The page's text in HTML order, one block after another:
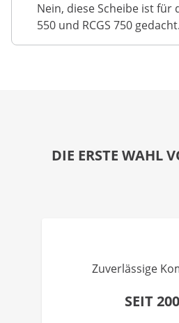
Nein, diese Scheibe ist für
550 und RCGS 750 gedacht.
DIE ERSTE WAHL
Zuverlässige
SEIT